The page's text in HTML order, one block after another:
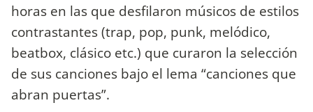
horas en las que desfilaron músicos de estilos
contrastantes (trap, pop, punk, melódico,
beatbox, clásico etc.) que curaron la selección
de sus canciones bajo el lema “canciones que
abran puertas”.